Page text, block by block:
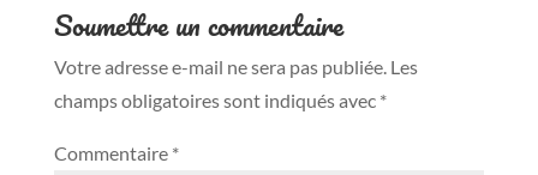
Soumettre un commentaire
Votre adresse e-mail ne sera pas publiée. Les
champs obligatoires sont indiqués avec *
Commentaire *